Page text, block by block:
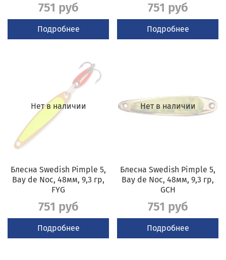
751 руб
Подробнее
751 руб
Подробнее
Нет в наличии
Блесна Swedish Pimple 5,
Bay de Noc, 48мм, 9,3 гр,
FYG
751 руб
Подробнее
Нет в наличии
Блесна Swedish Pimple 5,
Bay de Noc, 48мм, 9,3 гр,
GCH
751 руб
Подробнее